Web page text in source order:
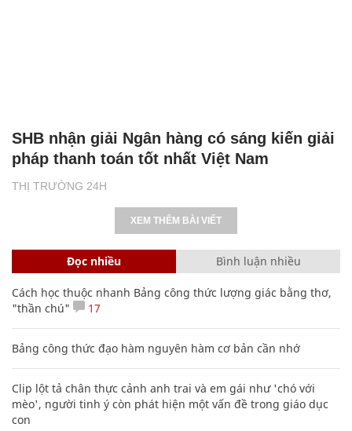
THỊ TRƯỜNG 24H
SHB nhận giải Ngân hàng có sáng kiến giải
pháp thanh toán tốt nhất Việt Nam
XEM THÊM BÀI VIẾT
Đọc nhiều Bình luận nhiều
Cách học thuộc nhanh Bảng công thức lượng giác bằng thơ,
"thần chú"
17
Bảng công thức đạo hàm nguyên hàm cơ bản cần nhớ
Clip lột tả chân thực cảnh anh trai và em gái như 'chó với
mèo', người tinh ý còn phát hiện một vấn đề trong giáo dục
con